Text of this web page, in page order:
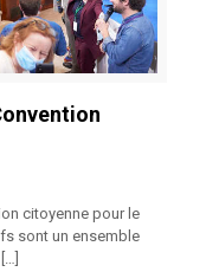
citoyenne pour le
sont un ensemble
[…]